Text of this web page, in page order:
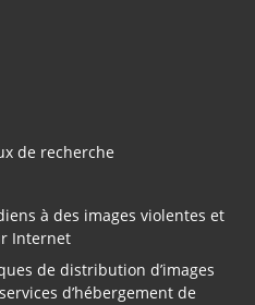
de recherche
à des images violentes et
Internet
de distribution d’images
d’hébergement de